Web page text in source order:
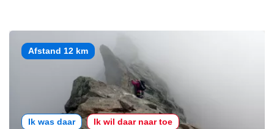
Afstand 12 km
Ik was daar Ik wil daar naar toe